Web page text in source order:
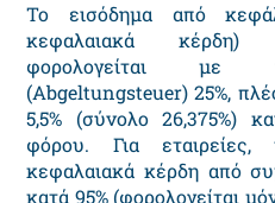
Το εισόδημα από
κεφαλαιακά
φορολογείται με
(Abgeltungsteuer) 25%,
5,5% (σύνολο 26,375%)
φόρου. Για
κεφαλαιακά κέρδη από
κατά 95% (φορολογείται